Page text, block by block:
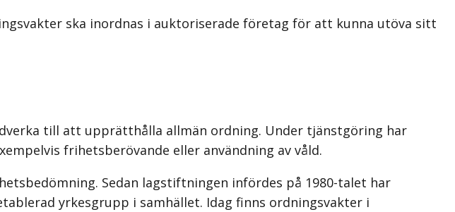
ska inordnas i auktoriserade företag för att kunna utöva sitt
till att upprätthålla allmän ordning. Under tjänstgöring har
frihetsberövande eller användning av våld.
Sedan lagstiftningen infördes på 1980-talet har
yrkesgrupp i samhället. Idag finns ordningsvakter i